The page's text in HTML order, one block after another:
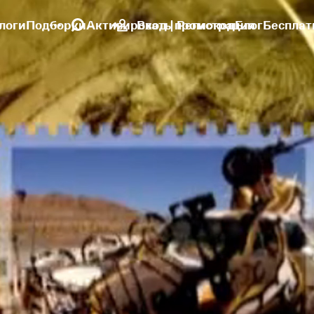
ПодборкиАктивировать промокодБлог
Вход | Регистрация